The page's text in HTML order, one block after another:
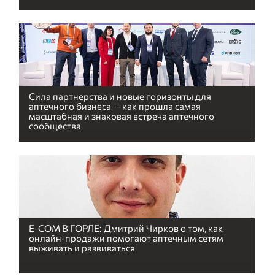
Сила партнерства и новые горизонты для
аптечного бизнеса — как прошла самая
масштабная и знаковая встреча аптечного
сообщества
E-COM В ГОРЛЕ: Дмитрий Чирков о том, как
онлайн-продажи помогают аптечным сетям
выживать и развиваться